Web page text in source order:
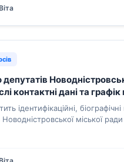
депутатів
контактні дані та
ідентифікаційні,
Новодністровської міської ради